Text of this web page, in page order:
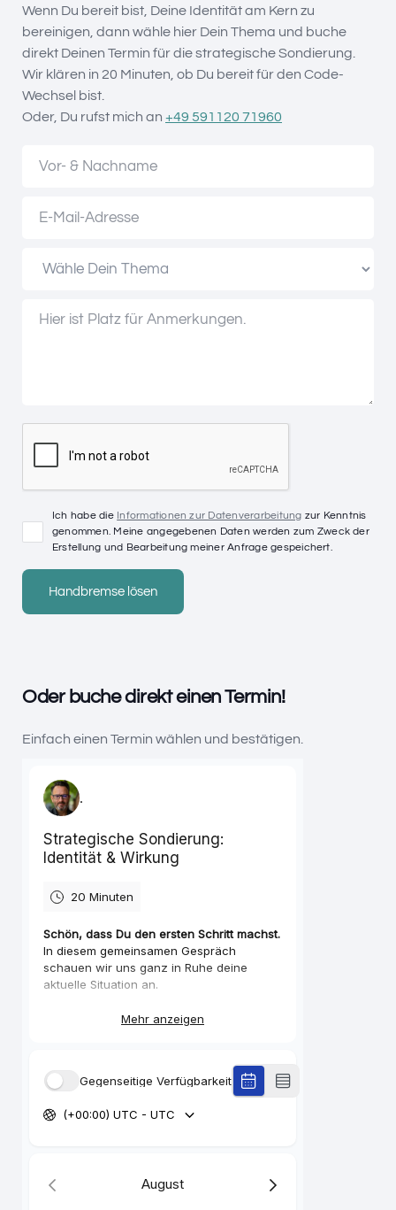
Wenn Du bereit bist, Deine Identität am Kern zu
bereinigen, dann wähle hier Dein Thema und buche
direkt Deinen Termin für die strategische Sondierung.
Wir klären in 20 Minuten, ob Du bereit für den Code-
Wechsel bist.
Oder, Du rufst mich an +49 591120 71960
Ich habe die Informationen zur Datenverarbeitung zur Kenntnis
genommen. Meine angegebenen Daten werden zum Zweck der
Erstellung und Bearbeitung meiner Anfrage gespeichert.
Oder buche direkt einen Termin!
Einfach einen Termin wählen und bestätigen.